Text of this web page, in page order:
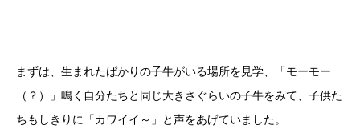
まずは、生まれたばかりの子牛がいる場所を見学、「モーモー
（？）」鳴く自分たちと同じ大きさぐらいの子牛をみて、子供た
ちもしきりに「カワイイ～」と声をあげていました。